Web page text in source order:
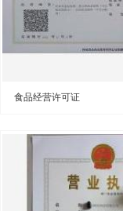
食品经营许可证